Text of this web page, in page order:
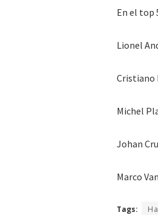
En el top
Lionel
Cristiano
Michel
Johan
Marco
Tags: